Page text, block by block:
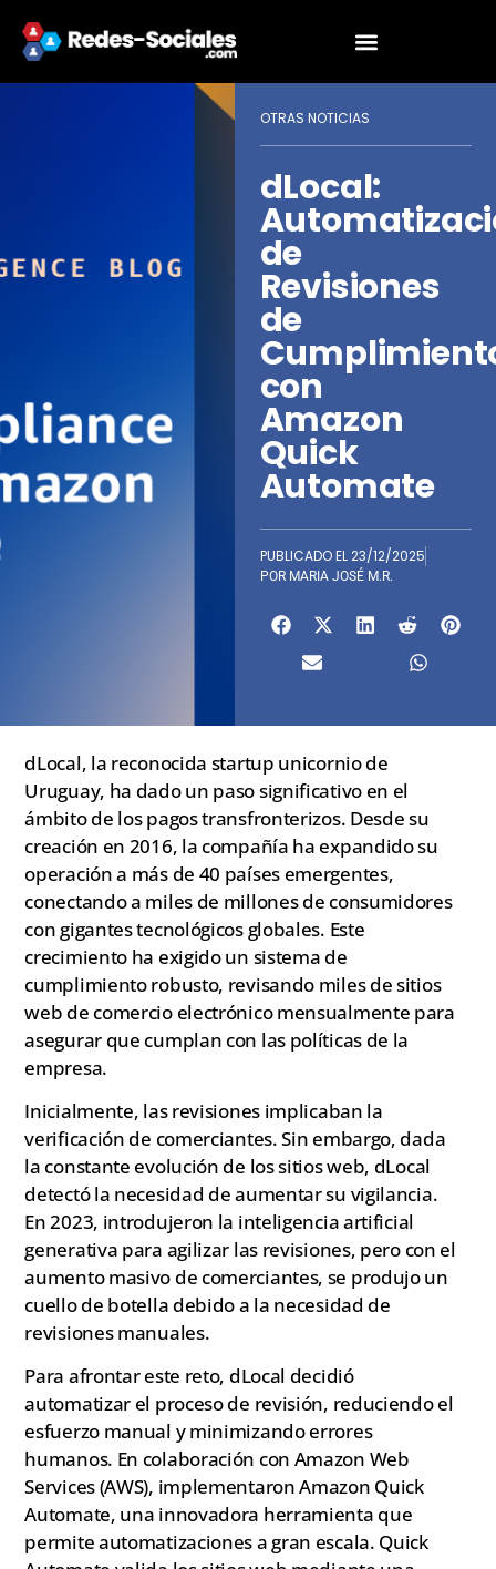
OTRAS NOTICIAS
dLocal:
de
Revisiones
de
con
Amazon
Quick
Automate
PUBLICADO EL23/12/2025
POR MARIA JOSÉ M.R.
dLocal, la reconocida startup unicornio de
Uruguay, ha dado un paso significativo en el
ámbito de los pagos transfronterizos. Desde su
creación en 2016, la compañía ha expandido su
operación a más de 40 países emergentes,
conectando a miles de millones de consumidores
con gigantes tecnológicos globales. Este
crecimiento ha exigido un sistema de
cumplimiento robusto, revisando miles de sitios
web de comercio electrónico mensualmente para
asegurar que cumplan con las políticas de la
empresa.
Inicialmente, las revisiones implicaban la
verificación de comerciantes. Sin embargo, dada
la constante evolución de los sitios web, dLocal
detectó la necesidad de aumentar su vigilancia.
En 2023, introdujeron la inteligencia artificial
generativa para agilizar las revisiones, pero con el
aumento masivo de comerciantes, se produjo un
cuello de botella debido a la necesidad de
revisiones manuales.
Para afrontar este reto, dLocal decidió
automatizar el proceso de revisión, reduciendo el
esfuerzo manual y minimizando errores
humanos. En colaboración con Amazon Web
Services (AWS), implementaron Amazon Quick
Automate, una innovadora herramienta que
permite automatizaciones a gran escala. Quick